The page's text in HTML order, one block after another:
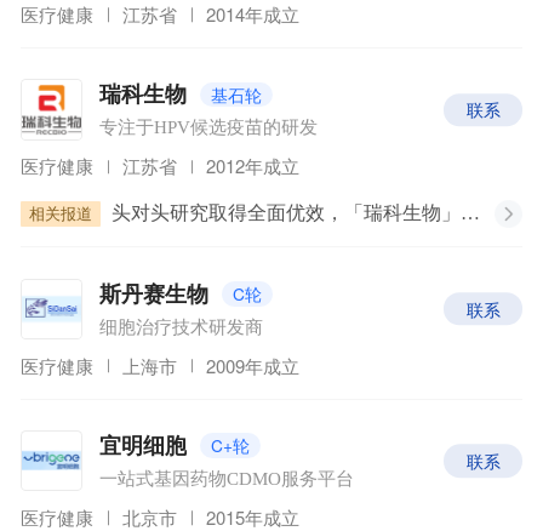
医疗健康 江苏省 2014年成立
瑞科生物 基石轮
专注于HPV候选疫苗的研发
联系
医疗健康 江苏省 2012年成立
相关报道 头对头研究取得全面优效，「瑞科生物」ReCOV能否扛起国产新冠疫苗的大旗？
斯丹赛生物 C轮
细胞治疗技术研发商
联系
医疗健康 上海市 2009年成立
宜明细胞 C+轮
一站式基因药物CDMO服务平台
联系
医疗健康 北京市 2015年成立